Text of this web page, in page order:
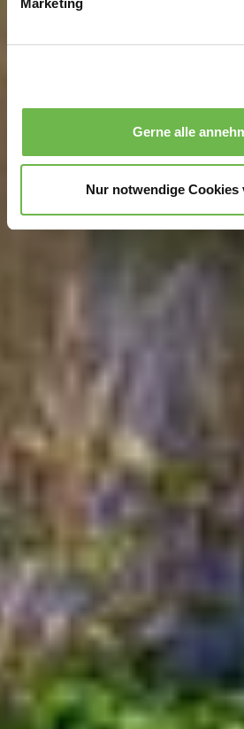
Erfahren Sie mehr darüber, wie Ihre
zu können und die Zugriffe auf
analysieren.Danke, dass Sie uns
unterstützen!
erhobenen Daten in den USA
Präferenzen, Statistiken oder
werden vom Europäischen
Datenschutzniveau eingeschätzt.
insbesondere das Risiko, dass Ihre
möglicherweise auch ohne
verarbeitet werden können. Wenn
manuell festlegen" klicken und
Boxen (Präferenzen, Statistiken
ausgewählt haben, findet die
Übermittlung nicht statt. Weitere
Sie in unseren
Ausführlich informieren wir Sie
Datenschutz
Marketing
Gerne alle
Nur notwendige Cookies